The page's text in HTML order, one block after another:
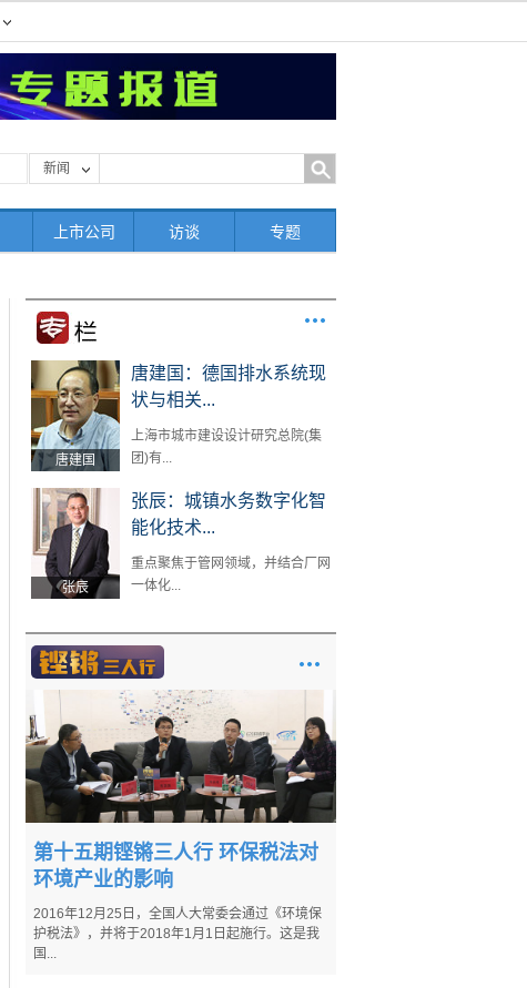
新闻
上市公司 访谈 专题
唐建国
唐建国：德国排水系统现
状与相关...
上海市城市建设设计研究总院(集
团)有...
张辰
张辰：城镇水务数字化智
能化技术...
重点聚焦于管网领域，并结合厂网
一体化...
第十五期铿锵三人行 环保税法对
环境产业的影响
2016年12月25日，全国人大常委会通过《环境保
护税法》，并将于2018年1月1日起施行。这是我
国...